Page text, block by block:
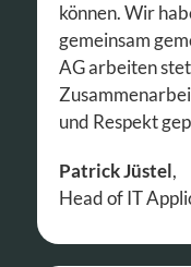
können. Wir
gemeinsam
AG arbeiten
und Respekt
Patrick Jüstel,
Head of IT